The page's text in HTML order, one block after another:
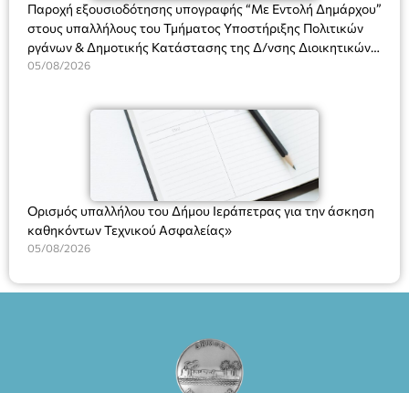
Παροχή εξουσιοδότησης υπογραφής “Με Εντολή Δημάρχου”
στους υπαλλήλους του Τμήματος Υποστήριξης Πολιτικών
ργάνων & Δημοτικής Κατάστασης της Δ/νσης Διοικητικών
Υπηρεσιών για αποφάσεις, πιστοποιητικά, πράξεις και
(Ν. 5314/2026).»
05/08/2026
Ορισμός υπαλλήλου του Δήμου Ιεράπετρας για την άσκηση
καθηκόντων Τεχνικού Ασφαλείας»
05/08/2026